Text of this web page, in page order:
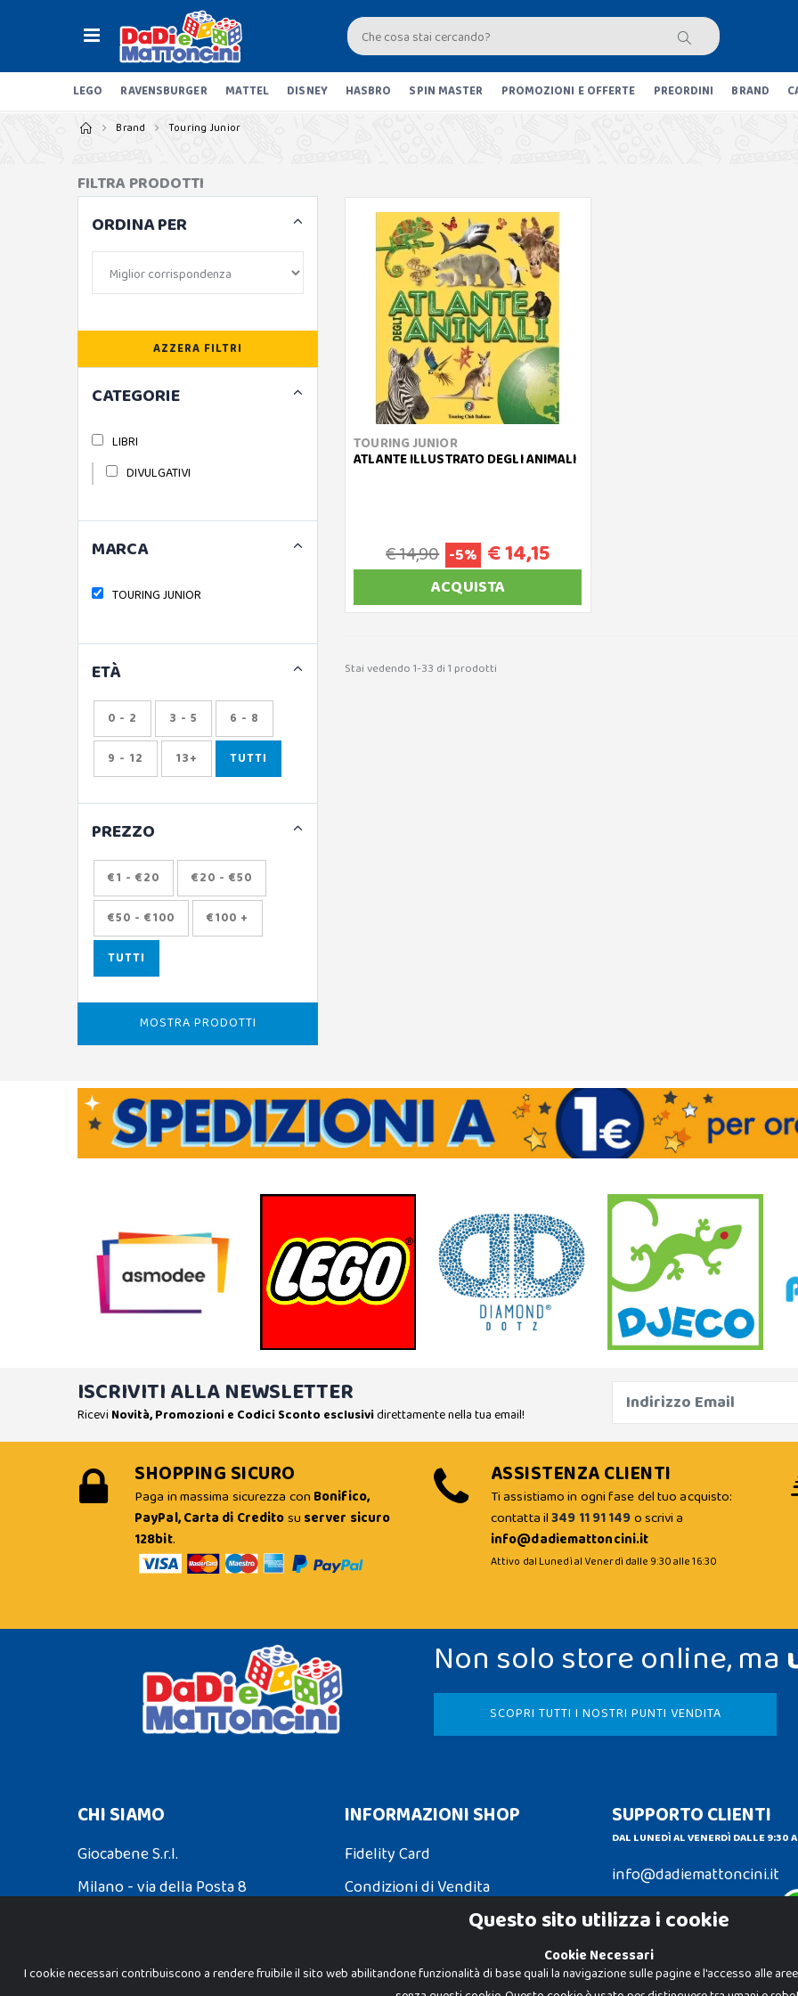
LEGO RAVENSBURGER MATTEL DISNEY HASBRO SPIN MASTER PROMOZIONI E OFFERTE PREORDINI BRAND
Brand Touring Junior
TOURING JUNIOR
ATLANTE ILLUSTRATO DEGLI ANIMALI
€ 14,90 -5% € 14,15
ACQUISTA
Stai vedendo 1-33 di 1 prodotti
FILTRA PRODOTTI
ORDINA PER
AZZERA FILTRI
CATEGORIE
LIBRI
DIVULGATIVI
MARCA
TOURING JUNIOR
ETÀ
0 - 2 3 - 5 6 - 8
9 - 12 13+ TUTTI
PREZZO
€1 - €20 €20 - €50
€50 - €100 €100 +
TUTTI
MOSTRA PRODOTTI
ISCRIVITI ALLA NEWSLETTER
Ricevi Novità, Promozioni e Codici Sconto esclusividirettamente nella tua email!
SHOPPING SICURO
Paga in massima sicurezza con Bonifico,
PayPal, Carta di Creditosu server sicuro
128bit.
ASSISTENZA CLIENTI
Ti assistiamo in ogni fase del tuo acquisto:
contatta il349 11 91 149o scrivi a
info@dadiemattoncini.it
Attivo dal Lunedì al Venerdì dalle 9:30 alle 16:30
Non solo store online, ma
SCOPRI TUTTI I NOSTRI PUNTI VENDITA
CHI SIAMO
Giocabene S.r.l.
Milano - via della Posta 8
INFORMAZIONI SHOP
Fidelity Card
Condizioni di Vendita
SUPPORTO CLIENTI
DAL LUNEDÌ AL VENERDÌ DALLE 9:30
info@dadiemattoncini.it
Contattaci su Whatsapp
Questo sito utilizza i cookie
Cookie Necessari
I cookie necessari contribuiscono a rendere fruibile il sito web abilitandone funzionalità di base quali la navigazione sulle pagine e l'accesso alle